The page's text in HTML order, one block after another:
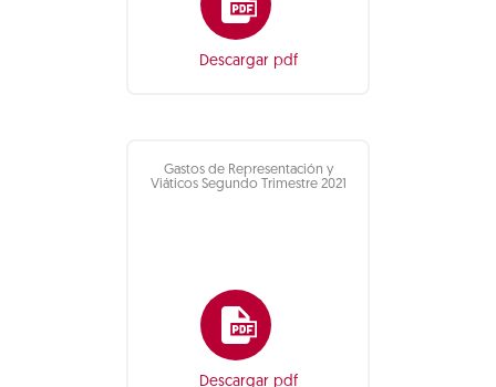
Descargar pdf
Gastos de Representación y
Viáticos Segundo Trimestre 2021
Descargar pdf